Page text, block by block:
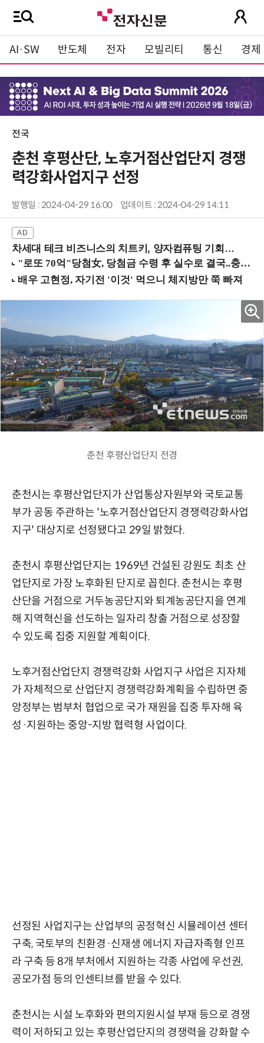
AI·SW 반도체 전자 모빌리티 통신 경제
전국
춘천 후평산단, 노후거점산업단지 경쟁
력강화사업지구 선정
발행일 : 2024-04-29 16:00 업데이트 : 2024-04-29 14:11
차세대 테크 비즈니스의 치트키, 양자컴퓨팅 기회를 선점하라! (8/28 강남역)
춘천 후평산업단지 전경
춘천시는 후평산업단지가 산업통상자원부와 국토교통
부가 공동 주관하는 '노후거점산업단지 경쟁력강화사업
지구' 대상지로 선정됐다고 29일 밝혔다.
춘천시 후평산업단지는 1969년 건설된 강원도 최초 산
업단지로 가장 노후화된 단지로 꼽힌다. 춘천시는 후평
산단을 거점으로 거두농공단지와 퇴계농공단지을 연계
해 지역혁신을 선도하는 일자리 창출 거점으로 성장할
수 있도록 집중 지원할 계획이다.
노후거점산업단지 경쟁력강화 사업지구 사업은 지자체
가 자체적으로 산업단지 경쟁력강화계획을 수립하면 중
앙정부는 범부처 협업으로 국가 재원을 집중 투자해 육
성·지원하는 중앙-지방 협력형 사업이다.
선정된 사업지구는 산업부의 공정혁신 시뮬레이션 센터
구축, 국토부의 친환경·신재생 에너지 자급자족형 인프
라 구축 등 8개 부처에서 지원하는 각종 사업에 우선권,
공모가점 등의 인센티브를 받을 수 있다.
춘천시는 시설 노후화와 편의지원시설 부재 등으로 경쟁
력이 저하되고 있는 후평산업단지의 경쟁력을 강화할 수